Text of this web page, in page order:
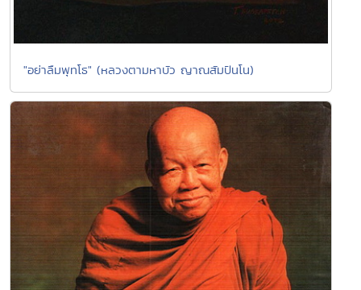
"อย่าลืมพุทโธ" (หลวงตามหาบัว ญาณสัมปันโน)